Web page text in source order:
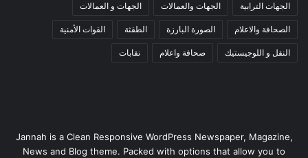
الجهات الترابية الجهات والعمالات الجهات و العمالات
الصحافة والاعلام الصورة البارزة الطقثة القوات الأمنية
النقل و اللوجيستيك صحافة واعلام نقابات
Jannah is a Clean Responsive WordPress Newspaper, Magazine,
News and Blog theme. Packed with options that allow you to